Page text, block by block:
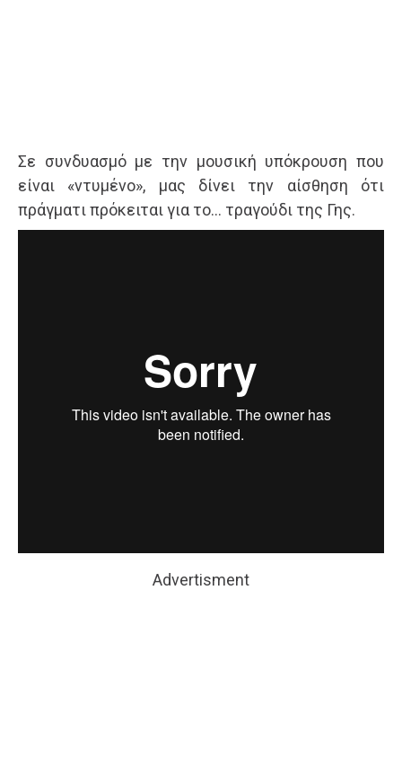
Σε συνδυασμό με την μουσική υπόκρουση που
είναι «ντυμένο», μας δίνει την αίσθηση ότι
πράγματι πρόκειται για το… τραγούδι της Γης.
Advertisment